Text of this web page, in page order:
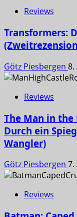
Reviews
Transformers:
Götz Piesbergen 8.
Reviews
The Man in the
Durch ein
Wangler)
Götz Piesbergen 7.
Reviews